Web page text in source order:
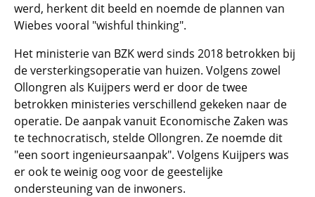
werd, herkent dit beeld en noemde de plannen van
Wiebes vooral "wishful thinking".
Het ministerie van BZK werd sinds 2018 betrokken bij
de versterkingsoperatie van huizen. Volgens zowel
Ollongren als Kuijpers werd er door de twee
betrokken ministeries verschillend gekeken naar de
operatie. De aanpak vanuit Economische Zaken was
te technocratisch, stelde Ollongren. Ze noemde dit
"een soort ingenieursaanpak". Volgens Kuijpers was
er ook te weinig oog voor de geestelijke
ondersteuning van de inwoners.